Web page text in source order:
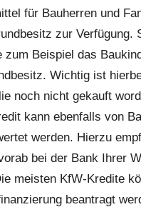
für Bauherren und
zur Verfügung.
zum Beispiel das
Wichtig ist
noch nicht gekauft
kann ebenfalls von
werden. Hierzu
bei der Bank Ihrer
meisten KfW-Kredite
beantragt